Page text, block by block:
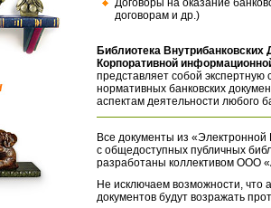
Договоры на оказание
договорам и др.)
Библиотека
Корпоративной
представляет собой экспертную
нормативных банковских
аспектам деятельности любого
Все документы из «Электронной
с общедоступных публичных
разработаны коллективом ООО
Не исключаем возможности, что
документов будут возражать